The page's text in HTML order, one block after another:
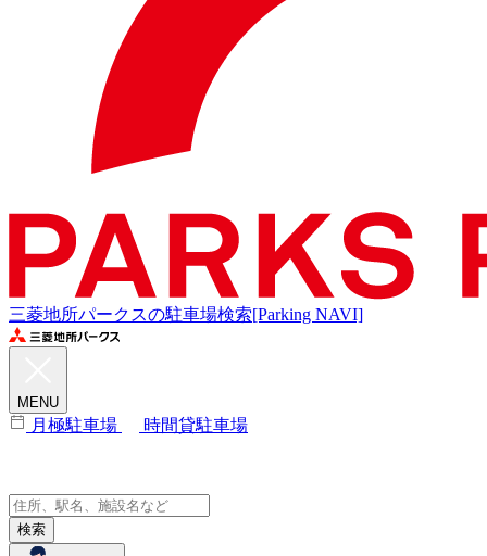
三菱地所パークスの駐車場検索[Parking NAVI]
MENU
月極駐車場 時間貸駐車場
検索